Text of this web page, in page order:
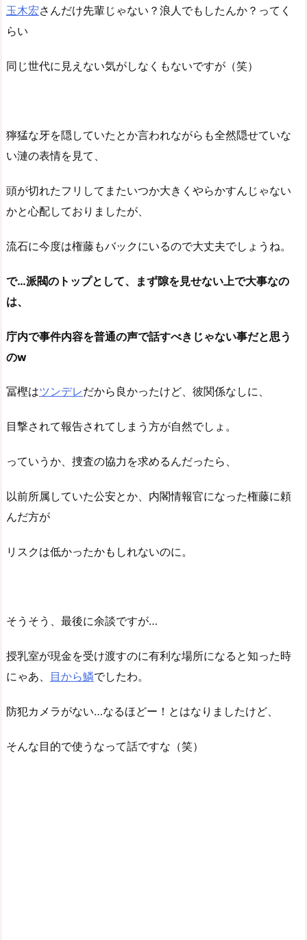
玉木宏さんだけ先輩じゃない？浪人でもしたんか？ってく
らい
同じ世代に見えない気がしなくもないですが（笑）
獰猛な牙を隠していたとか言われながらも全然隠せていな
い漣の表情を見て、
頭が切れたフリしてまたいつか大きくやらかすんじゃない
かと心配しておりましたが、
流石に今度は権藤もバックにいるので大丈夫でしょうね。
で…派閥のトップとして、まず隙を見せない上で大事なの
は、
庁内で事件内容を普通の声で話すべきじゃない事だと思う
のw
冨樫はツンデレだから良かったけど、彼関係なしに、
目撃されて報告されてしまう方が自然でしょ。
っていうか、捜査の協力を求めるんだったら、
以前所属していた公安とか、内閣情報官になった権藤に頼
んだ方が
リスクは低かったかもしれないのに。
そうそう、最後に余談ですが…
授乳室が現金を受け渡すのに有利な場所になると知った時
にゃあ、 目から鱗でしたわ。
防犯カメラがない…なるほどー！とはなりましたけど、
そんな目的で使うなって話ですな（笑）